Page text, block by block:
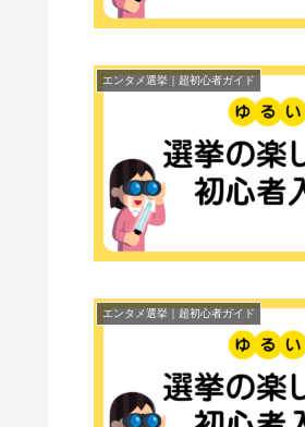
エンタメ選挙｜超初心者ガイド
エンタメ選挙｜超初心者ガイド